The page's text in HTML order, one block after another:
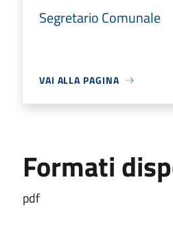
Segretario Comunale
VAI ALLA PAGINA
Formati
pdf